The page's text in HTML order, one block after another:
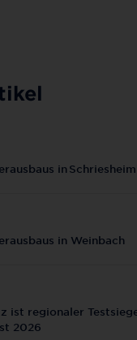
in Schriesheim
in Weinbach
ist regionaler
2026